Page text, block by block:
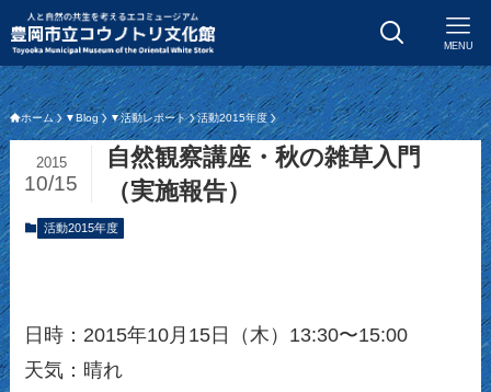
MENU
ホーム ▼Blog ▼活動レポート 活動2015年度
自然観察講座・秋の雑草入門
（実施報告）
2015
10/15
活動2015年度
日時：2015年10月15日（木）13:30〜15:00
天気：晴れ